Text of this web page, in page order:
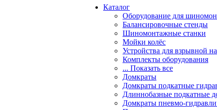
Каталог
Оборудование для
Балансировочные стенды
Шиномонтажные станки
Мойки колёс
Устройства для взрывной
Комплекты оборудования
... Показать все
Домкраты
Домкраты подкатные
Длиннобазные подкатные
Домкраты пневмо-